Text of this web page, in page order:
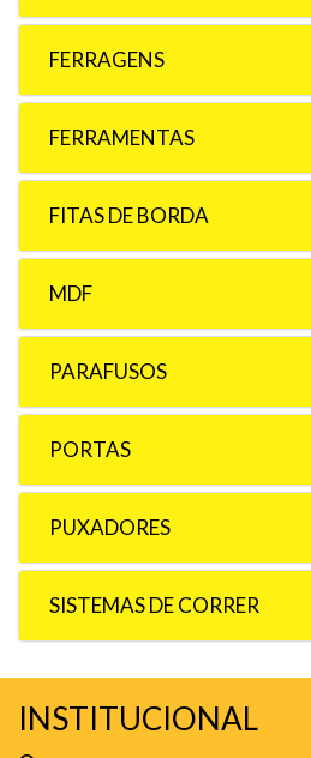
FERRAGENS
FERRAMENTAS
FITAS DE BORDA
MDF
PARAFUSOS
PORTAS
PUXADORES
SISTEMAS DE CORRER
INSTITUCIONAL